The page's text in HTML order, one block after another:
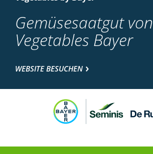
Gemüsesaatgut von
Vegetables Bayer
WEBSITE BESUCHEN